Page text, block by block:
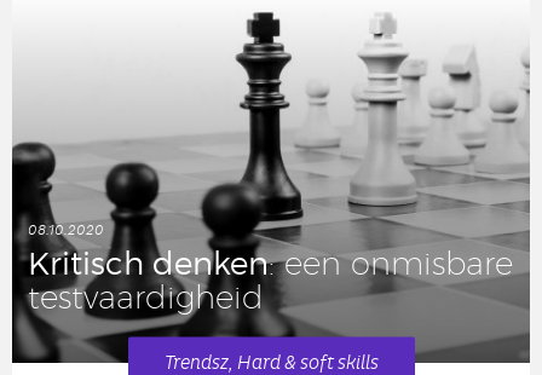
Kri­tisch denken: een on­mis­ba­re
test­vaar­dig­heid
08.10.2020
Trendsz, Hard & soft skills